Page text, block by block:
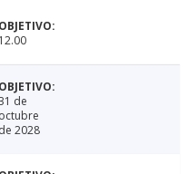
12.00
de
octubre
de 2028